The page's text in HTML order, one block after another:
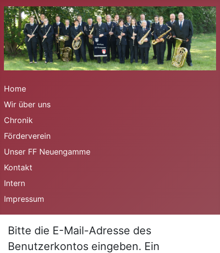
Home
Wir über uns
Chronik
Förderverein
Unser FF Neuengamme
Kontakt
Intern
Impressum
Bitte die E-Mail-Adresse des
Benutzerkontos eingeben. Ein